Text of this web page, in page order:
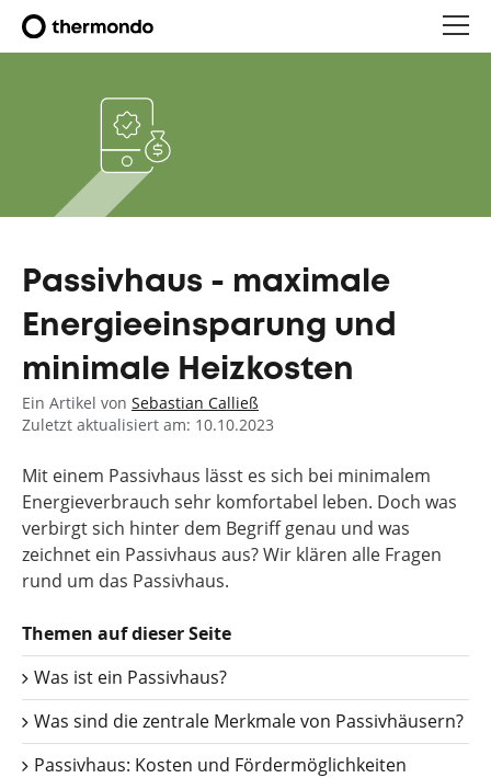
Passivhaus - maximale
Energieeinsparung und
minimale Heizkosten
Ein Artikel von Sebastian Calließ
Zuletzt aktualisiert am: 10.10.2023
Mit einem Passivhaus lässt es sich bei minimalem
Energieverbrauch sehr komfortabel leben. Doch was
verbirgt sich hinter dem Begriff genau und was
zeichnet ein Passivhaus aus? Wir klären alle Fragen
rund um das Passivhaus.
Themen auf dieser Seite
Was ist ein Passivhaus?
Was sind die zentrale Merkmale von Passivhäusern?
Passivhaus: Kosten und Fördermöglichkeiten